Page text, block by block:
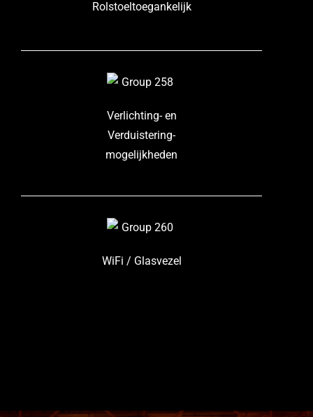
Rolstoeltoegankelijk
Verlichting- en
Verduistering-
mogelijkheden
WiFi / Glasvezel